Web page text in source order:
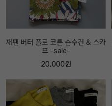
재팬 버터 플로 코튼 손수건 & 스카
프 -sale-
20,000원